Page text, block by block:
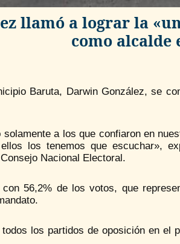
llamó a lograr la
como alcalde
Baruta, Darwin González, se
a los que confiaron en
los tenemos que escuchar»,
Nacional Electoral.
56,2% de los votos, que
los partidos de oposición en el